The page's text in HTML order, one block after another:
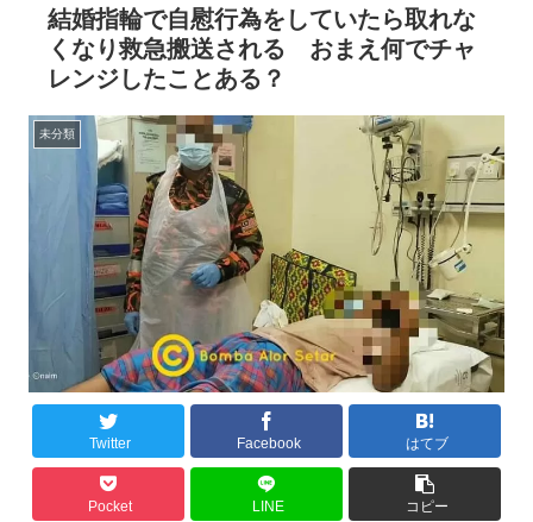
結婚指輪で自慰行為をしていたら取れな
くなり救急搬送される おまえ何でチャ
レンジしたことある？
未分類
Twitter Facebook はてブ
Pocket LINE コピー